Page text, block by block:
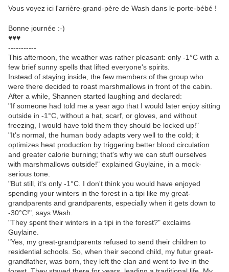
Vous voyez ici l'arrière-grand-père de Wash dans le porte-bébé !
Bonne journée :-)
♥♥♥
-----------
This afternoon, the weather was rather pleasant: only -1°C with a
few brief sunny spells that lifted everyone's spirits.
Instead of staying inside, the few members of the group who
were there decided to roast marshmallows in front of the cabin.
After a while, Shannen started laughing and declared:
"If someone had told me a year ago that I would later enjoy sitting
outside in -1°C, without a hat, scarf, or gloves, and without
freezing, I would have told them they should be locked up!"
"It's normal, the human body adapts very well to the cold; it
optimizes heat production by triggering better blood circulation
and greater calorie burning; that's why we can stuff ourselves
with marshmallows outside!" explained Guylaine, in a mock-
serious tone.
"But still, it's only -1°C. I don't think you would have enjoyed
spending your winters in the forest in a tipi like my great-
grandparents and grandparents, especially when it gets down to
-30°C!", says Wash.
"They spent their winters in a tipi in the forest?" exclaims
Guylaine.
"Yes, my great-grandparents refused to send their children to
residential schools. So, when their second child, my futur great-
grandfather, was born, they left the clan and went to live in the